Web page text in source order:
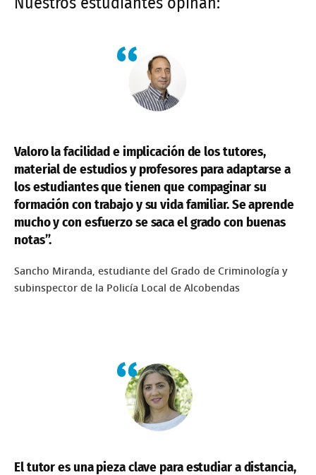
Valoro la facilidad e implicación de los tutores,
material de estudios y profesores para adaptarse a
los estudiantes que tienen que compaginar su
formación con trabajo y su vida familiar. Se aprende
mucho y con esfuerzo se saca el grado con buenas
notas”.
Sancho Miranda, estudiante del Grado de Criminología y
subinspector de la Policía Local de Alcobendas
El tutor es una pieza clave para estudiar a distancia,